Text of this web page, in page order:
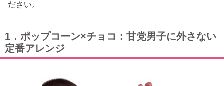
ださい。
1．ポップコーン×チョコ：甘党男子に外さない
定番アレンジ